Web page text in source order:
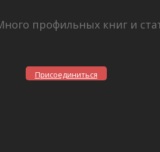
профильных книг и
Присоединиться